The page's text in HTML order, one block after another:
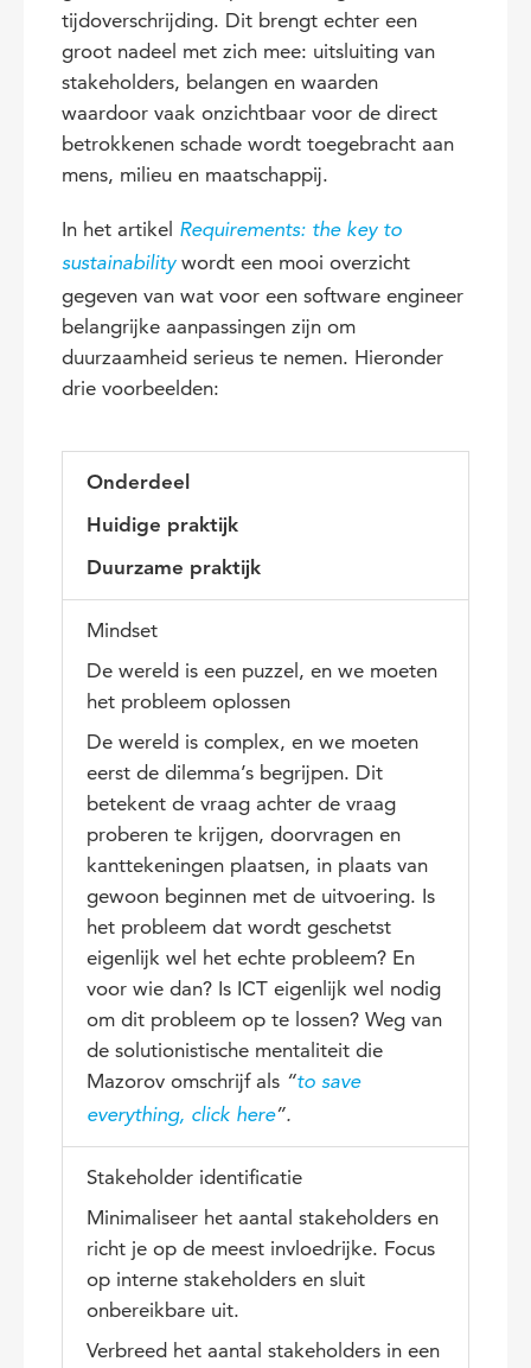
tijdoverschrijding. Dit brengt echter een
groot nadeel met zich mee: uitsluiting van
stakeholders, belangen en waarden
waardoor vaak onzichtbaar voor de direct
betrokkenen schade wordt toegebracht aan
mens, milieu en maatschappij.
In het artikel Requirements: the key to
sustainability wordt een mooi overzicht
gegeven van wat voor een software engineer
belangrijke aanpassingen zijn om
duurzaamheid serieus te nemen. Hieronder
drie voorbeelden:
Onderdeel
Huidige praktijk
Duurzame praktijk
Mindset
De wereld is een puzzel, en we moeten
het probleem oplossen
De wereld is complex, en we moeten
eerst de dilemma’s begrijpen. Dit
betekent de vraag achter de vraag
proberen te krijgen, doorvragen en
kanttekeningen plaatsen, in plaats van
gewoon beginnen met de uitvoering. Is
het probleem dat wordt geschetst
eigenlijk wel het echte probleem? En
voor wie dan? Is ICT eigenlijk wel nodig
om dit probleem op te lossen? Weg van
de solutionistische mentaliteit die
Mazorov omschrijf als “to save
everything, click here”.
Stakeholder identificatie
Minimaliseer het aantal stakeholders en
richt je op de meest invloedrijke. Focus
op interne stakeholders en sluit
onbereikbare uit.
Verbreed het aantal stakeholders in een